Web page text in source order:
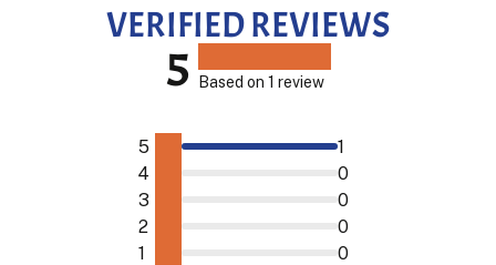
VERIFIED REVIEWS
5 Based on 1 review
5
1
4
0
3
0
2
0
1
0